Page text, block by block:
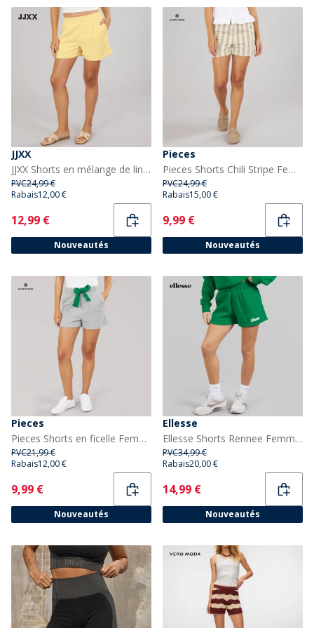
JJXX
JJXX Shorts en mélange de lin Femme Sunlight
PVC24,99 €
Rabais12,00 €
Current
12,99 €
Nouveautés
Pieces
Pieces Shorts Chili Stripe Femme Crockery
PVC24,99 €
Rabais15,00 €
Current
9,99 €
Nouveautés
Pieces
Pieces Shorts en ficelle Femme Chilli Light Grey Melange
PVC21,99 €
Rabais12,00 €
Current
9,99 €
Nouveautés
Ellesse
Ellesse Shorts Rennee Femme Vert
PVC34,99 €
Rabais20,00 €
Current
14,99 €
Nouveautés